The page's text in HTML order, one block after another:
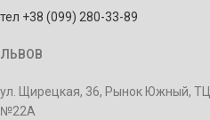
тел +38 (099) 280-33-89
ЛЬВОВ
ул. Щирецкая, 36, Рынок Южный, ТЦ
№22А